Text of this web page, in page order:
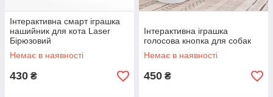
Інтерактивна смарт іграшка
нашийник для кота Laser
Бірюзовий
Немає в наявності
430 ₴
Інтерактивна іграшка
голосова кнопка для собак
Немає в наявності
450 ₴